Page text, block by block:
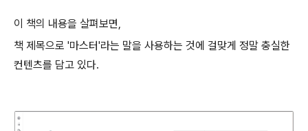
이 책의 내용을 살펴보면,
책 제목으로 '마스터'라는 말을 사용하는 것에 걸맞게 정말 충실한
컨텐츠를 담고 있다.